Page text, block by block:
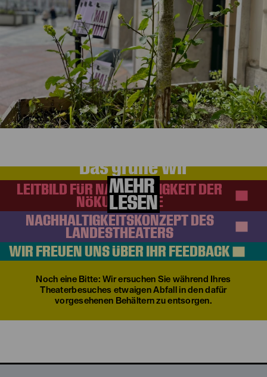
Das grüne Wir
MEHR
LESEN
LEITBILD FÜR NACHHALTIGKEIT DER
NÖKU-GRUPPE
NACHHALTIGKEITSKONZEPT DES
LANDESTHEATERS
WIR FREUEN UNS ÜBER IHR FEEDBACK
Noch eine Bitte: Wir ersuchen Sie während Ihres
Theaterbesuches etwaigen Abfall in den dafür
vorgesehenen Behältern zu entsorgen.